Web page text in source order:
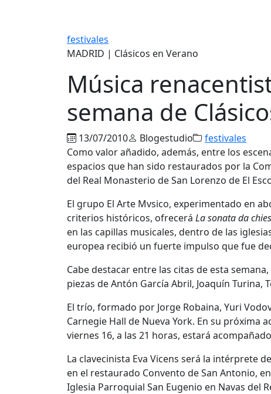
festivales
MADRID | Clásicos en Verano
Música
semana de
13/07/2010 Blogestudio
festivales
Como valor añadido, además, entre los
espacios que han sido restaurados por la
del Real Monasterio de San Lorenzo de El
El grupo El Arte Mvsico, experimentado en
criterios históricos, ofrecerá La sonata da
en las capillas musicales, dentro de las
europea recibió un fuerte impulso que fue
Cabe destacar entre las citas de esta
piezas de Antón García Abril, Joaquín Turina,
El trío, formado por Jorge Robaina, Yuri
Carnegie Hall de Nueva York. En su próxima
viernes 16, a las 21 horas, estará
La clavecinista Eva Vicens será la intérprete
en el restaurado Convento de San Antonio,
Iglesia Parroquial San Eugenio en Navas del